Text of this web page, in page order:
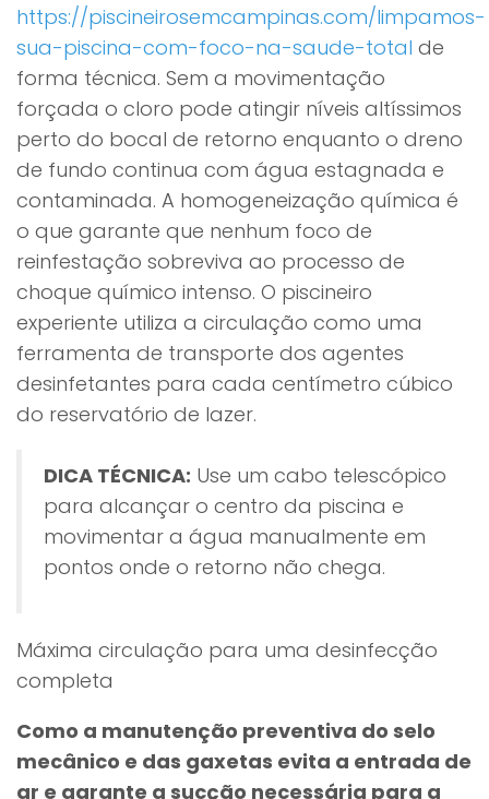
https://piscineirosemcampinas.com/limpamos-
sua-piscina-com-foco-na-saude-total de
forma técnica. Sem a movimentação
forçada o cloro pode atingir níveis altíssimos
perto do bocal de retorno enquanto o dreno
de fundo continua com água estagnada e
contaminada. A homogeneização química é
o que garante que nenhum foco de
reinfestação sobreviva ao processo de
choque químico intenso. O piscineiro
experiente utiliza a circulação como uma
ferramenta de transporte dos agentes
desinfetantes para cada centímetro cúbico
do reservatório de lazer.
DICA TÉCNICA: Use um cabo telescópico
para alcançar o centro da piscina e
movimentar a água manualmente em
pontos onde o retorno não chega.
Máxima circulação para uma desinfecção
completa
Como a manutenção preventiva do selo
mecânico e das gaxetas evita a entrada de
ar e garante a sucção necessária para a